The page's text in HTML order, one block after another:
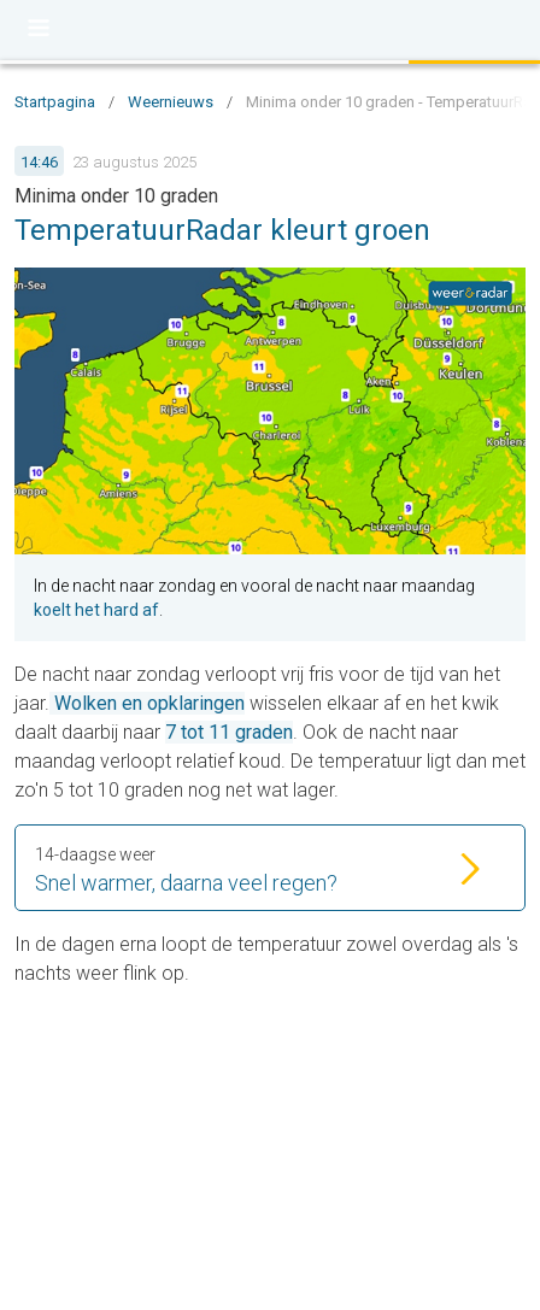
Startpagina / Weernieuws / Minima onder 10 graden -
14:46 23 augustus 2025
Minima onder 10 graden
TemperatuurRadar kleurt groen
In de nacht naar zondag en vooral de nacht naar maandag
koelt het hard af
De nacht naar zondag verloopt vrij fris voor de tijd van het
jaar. Wolken en opklaringen wisselen elkaar af en het kwik
daalt daarbij naar 7 tot 11 graden. Ook de nacht naar
maandag verloopt relatief koud. De temperatuur ligt dan met
zo'n 5 tot 10 graden nog net wat lager.
Snel warmer, daarna veel regen?
14-daagse weer
In de dagen erna loopt de temperatuur zowel overdag als 's
nachts weer flink op.